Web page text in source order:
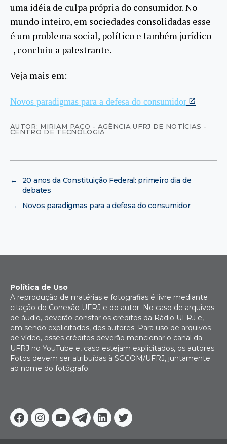
uma idéia de culpa própria do consumidor. No
mundo inteiro, em sociedades consolidadas esse
é um problema social, político e também jurídico
-, concluiu a palestrante.
Veja mais em:
Novos paradigmas para a defesa do consumidor
AUTOR: MIRIAM PAÇO - AGÊNCIA UFRJ DE NOTÍCIAS -
CENTRO DE TECNOLOGIA
←
20 anos da Constituição Federal: primeiro dia de
debates
→
Novos paradigmas para a defesa do consumidor
Facebook
Instagram
YoutubeTelegram
Linkedin
Twitter
Política de Uso
A reprodução de matérias e fotografias é livre mediante
citação do Conexão UFRJ e do autor. No caso de arquivos
de áudio, deverão constar os créditos da Rádio UFRJ e,
em sendo explicitados, dos autores. Para uso de arquivos
de vídeo, esses créditos deverão mencionar o canal da
UFRJ no YouTube e, caso estejam explicitados, os autores.
Fotos devem ser atribuídas à SGCOM/UFRJ, juntamente
ao nome do fotógrafo.